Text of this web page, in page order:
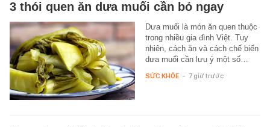
3 thói quen ăn dưa muối cần bỏ ngay
Dưa muối là món ăn quen thuộc
trong nhiều gia đình Việt. Tuy
nhiên, cách ăn và cách chế biến
dưa muối cần lưu ý một số…
SỨC KHỎE - 7 giờ trước